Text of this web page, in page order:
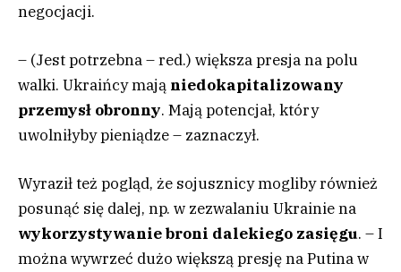
negocjacji.
– (Jest potrzebna – red.) większa presja na polu
walki. Ukraińcy mają niedokapitalizowany
przemysł obronny. Mają potencjał, który
uwolniłyby pieniądze – zaznaczył.
Wyraził też pogląd, że sojusznicy mogliby również
posunąć się dalej, np. w zezwalaniu Ukrainie na
wykorzystywanie broni dalekiego zasięgu. – I
można wywrzeć dużo większą presję na Putina w